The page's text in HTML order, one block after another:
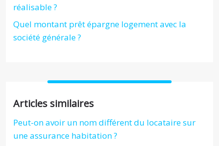
réalisable ?
Quel montant prêt épargne logement avec la
société générale ?
Articles similaires
Peut-on avoir un nom différent du locataire sur
une assurance habitation ?